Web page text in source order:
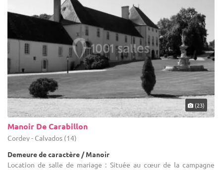
(23)
Manoir De Carabillon
Cordey - Calvados (14)
Demeure de caractère / Manoir
Location de salle de mariage : Située au cœur de la campagne